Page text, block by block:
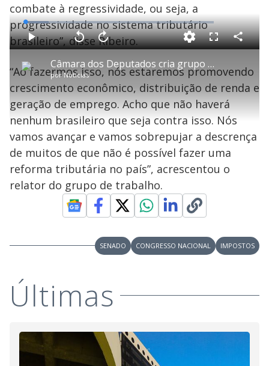
combate à regressividade, ou seja, a
progressividade no sistema tributário
brasileiro”, disse Ribeiro.
P
l
a
y
V
i
d
e
o
Câmara dos Deputados cria grupo de trabalho para discutir reforma tributária
por Notícias
P V
t
r
0
s
e
g
n
d
s
A
n
a
1
0
s
e
u
n
o
s
M
u
L
o
a
d
e
2
.
5
F
s
c
e
e
n
C
o
a
r
i
l
“Ao fazermos isso, nós estaremos promovendo
crescimento econômico, distribuição de renda e
geração de emprego. Acho que não haverá
nenhum brasileiro que seja contra isso. Nós
vamos avançar e vamos sobrepujar a descrença
de muitos de que não é possível fazer uma
reforma tributária no país”, acrescentou o
relator do grupo de trabalho.
SENADO CONGRESSO NACIONAL IMPOSTOS
Últimas